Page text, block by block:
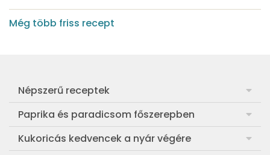
Még több friss recept
Népszerű receptek
Frankfurti leves
Egyszerű muffin
Paprika és paradicsom főszerepben
Pan con Tomate
Kukoricás kedvencek a nyár végére